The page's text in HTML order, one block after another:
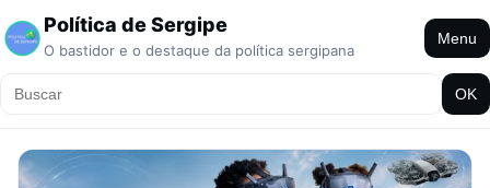
Política de Sergipe
O bastidor e o destaque da política sergipana
Menu
OK